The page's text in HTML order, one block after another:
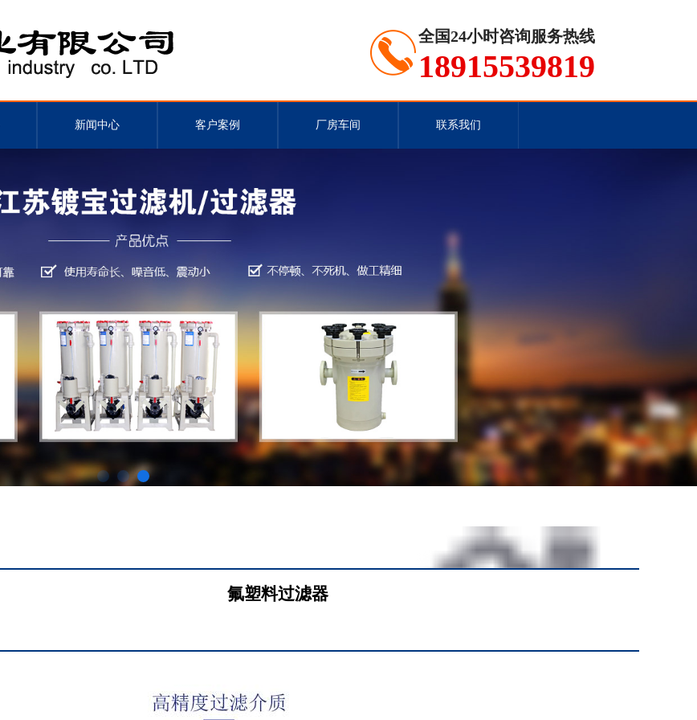
全国24小时咨询服务热线
18915539819
新闻中心 客户案例 厂房车间 联系我们
氟塑料过滤器